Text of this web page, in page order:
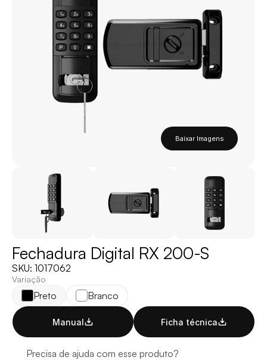
Baixar Imagens
Fechadura Digital RX 200-S
SKU: 1017062
Variação
Preto Branco
Manual Ficha técnica
Precisa de ajuda com esse produto?